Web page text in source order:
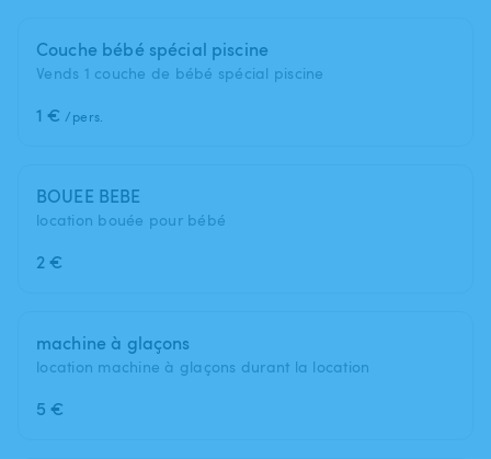
Couche bébé spécial piscine
Vends 1 couche de bébé spécial piscine
1 € /pers.
BOUEE BEBE
location bouée pour bébé
2 €
machine à glaçons
location machine à glaçons durant la location
5 €